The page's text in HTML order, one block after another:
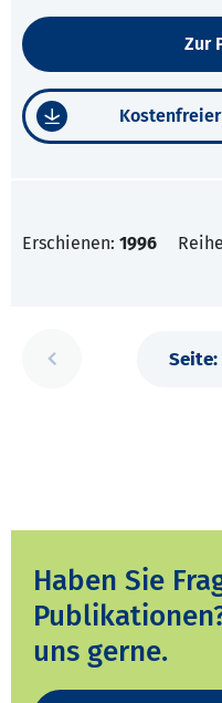
Zur
Kostenfreier
Erschienen: 1996
Haben Sie
uns gerne.